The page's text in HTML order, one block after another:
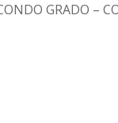
GRADO –